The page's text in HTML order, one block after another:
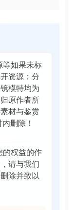
等如果未标
资源；分
模特均为
原作者所
材与鉴赏
删除！
的权益的作
请与我们
除并致以